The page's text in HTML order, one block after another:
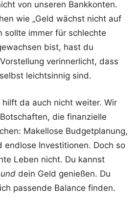
von unseren Bankkonten.
wie „Geld wächst nicht auf
sollte immer für schlechte
bist, hast du
verinnerlicht, dass
leichtsinnig sind.
hilft da auch nicht weiter. Wir
die finanzielle
Makellose Budgetplanung,
endlose Investitionen. Doch so
Leben nicht. Du kannst
und dein Geld genießen. Du
passende Balance finden.